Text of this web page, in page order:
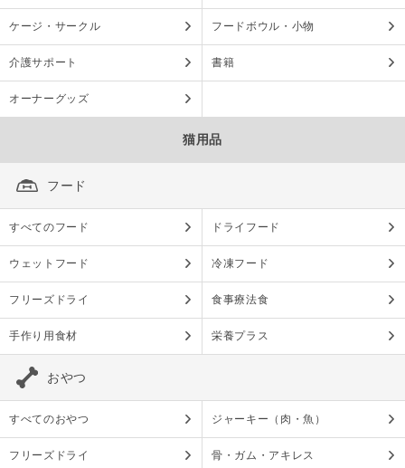
ケージ・サークル フードボウル・小物
介護サポート 書籍
オーナーグッズ
猫用品
フード
すべてのフード ドライフード
ウェットフード 冷凍フード
フリーズドライ 食事療法食
手作り用食材 栄養プラス
おやつ
すべてのおやつ ジャーキー（肉・魚）
フリーズドライ 骨・ガム・アキレス